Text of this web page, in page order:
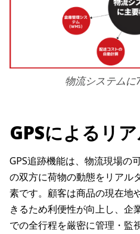
物流システムに
GPSによるリ
GPS追跡機能は、物流現場の
の双方に荷物の動態をリアル
素です。顧客は商品の現在地
きるため利便性が向上し、企
での全行程を厳密に管理・監